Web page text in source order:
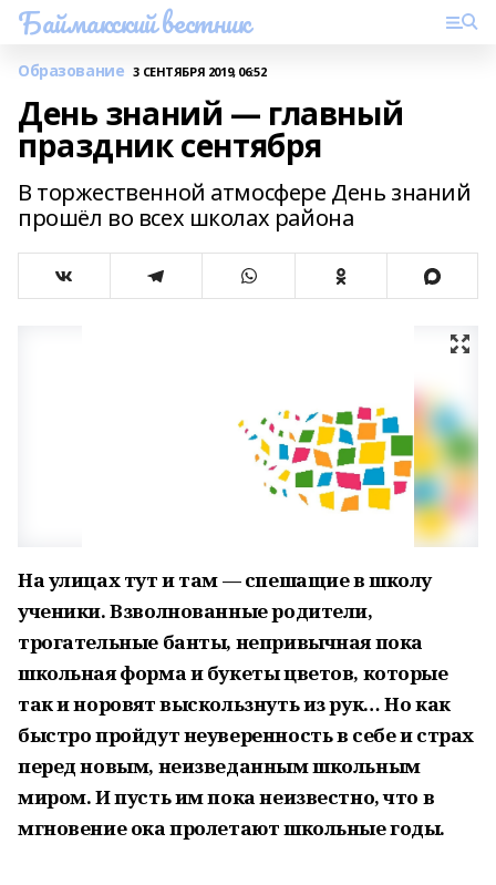
Баймакский вестник
Образование 3 СЕНТЯБРЯ 2019, 06:52
День знаний — главный
праздник сентября
В торжественной атмосфере День знаний
прошёл во всех школах района
На улицах тут и там — спешащие в школу
ученики. Взволнованные родители,
трогательные банты, непривычная пока
школьная форма и букеты цветов, которые
так и норовят выскользнуть из рук… Но как
быстро пройдут неуверенность в себе и страх
перед новым, неизведанным школьным
миром. И пусть им пока неизвестно, что в
мгновение ока пролетают школьные годы.